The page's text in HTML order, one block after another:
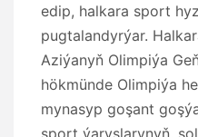
edip, halkara sport
pugtalandyrýar.
Aziýanyň Olimpiýa
hökmünde Olimpiýa
mynasyp goşant
sport ýaryşlarynyň,